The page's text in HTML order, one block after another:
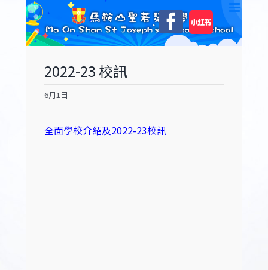
content
Facebook
自
訂
2022-23 校訊
6月1日
全面學校介紹及2022-23校訊